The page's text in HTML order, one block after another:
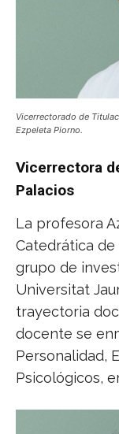
Vicerrectorado de
Ezpeleta Piorno.
Vicerrectora
Palacios
La profesora
Catedrática
grupo de
Universitat
trayectoria
docente se
Personalidad,
Psicológicos,